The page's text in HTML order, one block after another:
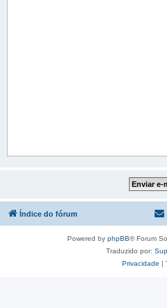
Índice do fórum
Powered by phpBB® Forum
Traduzido por:
Privacidade |